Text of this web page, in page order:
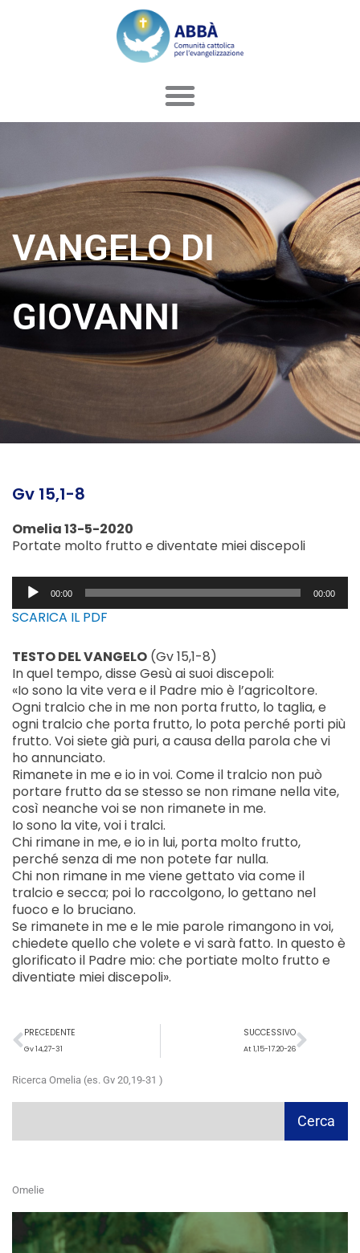
VANGELO DI
GIOVANNI
Gv 15,1-8
Omelia 13-5-2020
Portate molto frutto e diventate miei discepoli
Audio
Player00:00 00:00
SCARICA IL PDF
TESTO DEL VANGELO (Gv 15,1-8)
In quel tempo, disse Gesù ai suoi discepoli:
«Io sono la vite vera e il Padre mio è l’agricoltore.
Ogni tralcio che in me non porta frutto, lo taglia, e
ogni tralcio che porta frutto, lo pota perché porti più
frutto. Voi siete già puri, a causa della parola che vi
ho annunciato.
Rimanete in me e io in voi. Come il tralcio non può
portare frutto da se stesso se non rimane nella vite,
così neanche voi se non rimanete in me.
Io sono la vite, voi i tralci.
Chi rimane in me, e io in lui, porta molto frutto,
perché senza di me non potete far nulla.
Chi non rimane in me viene gettato via come il
tralcio e secca; poi lo raccolgono, lo gettano nel
fuoco e lo bruciano.
Se rimanete in me e le mie parole rimangono in voi,
chiedete quello che volete e vi sarà fatto. In questo è
glorificato il Padre mio: che portiate molto frutto e
diventiate miei discepoli».
Precedente
PRECEDENTE
Gv 14,27-31
SUCCESSIVO
At 1,15-17.20-26
Ricerca Omelia (es. Gv 20,19-31 )
Cerca
Omelie